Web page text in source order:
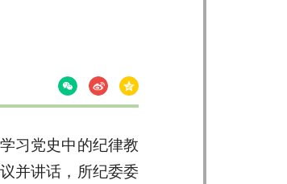
习党史中的纪律教
并讲话，所纪委委